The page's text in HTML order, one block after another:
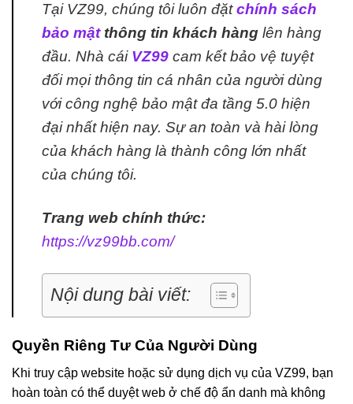
Tại VZ99, chúng tôi luôn đặtchính sách
bảo mậtthông tin khách hàng lên hàng
đầu. Nhà cái VZ99 cam kết bảo vệ tuyệt
đối mọi thông tin cá nhân của người dùng
với công nghệ bảo mật đa tầng 5.0 hiện
đại nhất hiện nay. Sự an toàn và hài lòng
của khách hàng là thành công lớn nhất
của chúng tôi.
Trang web chính thức:
https://vz99bb.com/
Nội dung bài viết:
Quyền Riêng Tư Của Người Dùng
Khi truy cập website hoặc sử dụng dịch vụ của VZ99, bạn
hoàn toàn có thể duyệt web ở chế độ ẩn danh mà không